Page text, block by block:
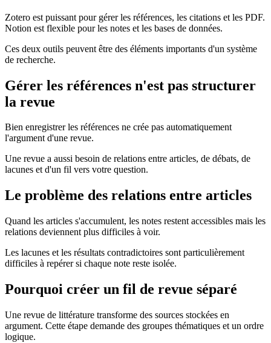
Zotero est puissant pour gérer les références, les citations et les PDF.
Notion est flexible pour les notes et les bases de données.
Ces deux outils peuvent être des éléments importants d'un système
de recherche.
Gérer les références n'est pas structurer
la revue
Bien enregistrer les références ne crée pas automatiquement
l'argument d'une revue.
Une revue a aussi besoin de relations entre articles, de débats, de
lacunes et d'un fil vers votre question.
Le problème des relations entre articles
Quand les articles s'accumulent, les notes restent accessibles mais les
relations deviennent plus difficiles à voir.
Les lacunes et les résultats contradictoires sont particulièrement
difficiles à repérer si chaque note reste isolée.
Pourquoi créer un fil de revue séparé
Une revue de littérature transforme des sources stockées en
argument. Cette étape demande des groupes thématiques et un ordre
logique.